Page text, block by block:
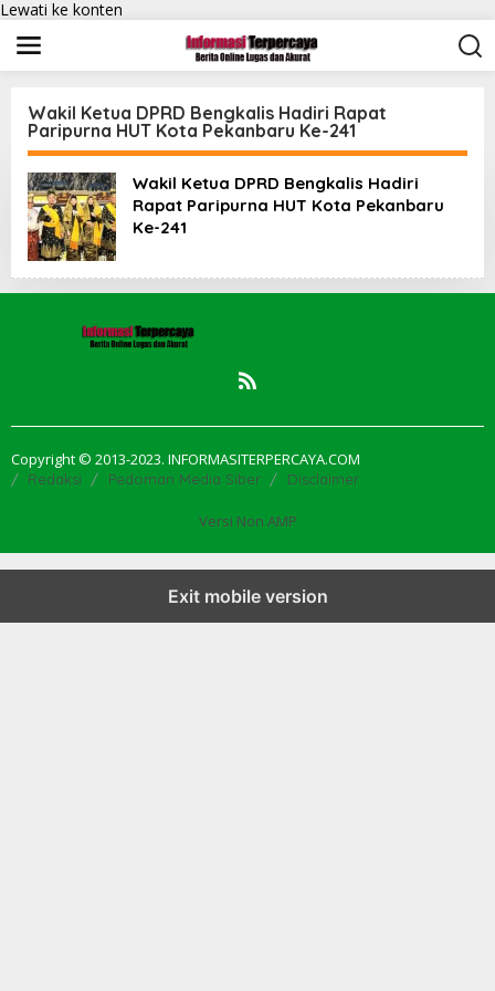
Lewati ke konten
Wakil Ketua DPRD Bengkalis Hadiri Rapat
Paripurna HUT Kota Pekanbaru Ke-241
Wakil Ketua DPRD Bengkalis Hadiri
Rapat Paripurna HUT Kota Pekanbaru
Ke-241
Copyright © 2013-2023. INFORMASITERPERCAYA.COM
Redaksi Pedoman Media Siber Disclaimer
Versi Non AMP
Exit mobile version